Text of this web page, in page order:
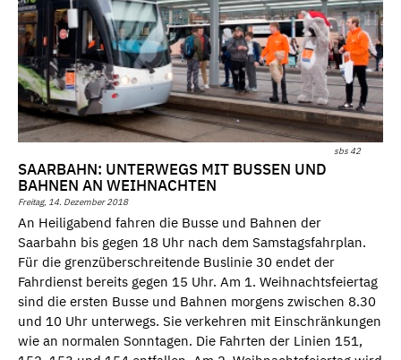
sbs 42
SAARBAHN: UNTERWEGS MIT BUSSEN UND
BAHNEN AN WEIHNACHTEN
Freitag, 14. Dezember 2018
An Heiligabend fahren die Busse und Bahnen der
Saarbahn bis gegen 18 Uhr nach dem Samstagsfahrplan.
Für die grenzüberschreitende Buslinie 30 endet der
Fahrdienst bereits gegen 15 Uhr. Am 1. Weihnachtsfeiertag
sind die ersten Busse und Bahnen morgens zwischen 8.30
und 10 Uhr unterwegs. Sie verkehren mit Einschränkungen
wie an normalen Sonntagen. Die Fahrten der Linien 151,